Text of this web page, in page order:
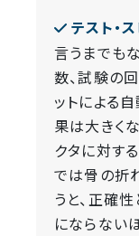
テスト・
言うまでも
数、試験の
ットによる
果は大きく
クタに対す
では骨の折
うと、正確
にならない